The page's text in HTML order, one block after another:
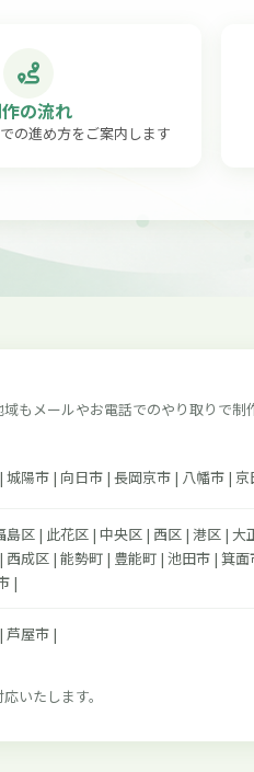
の流れ
の進め方をご案内します
域もメールやお電話でのやり取りで制
城陽市 | 向日市 | 長岡京市 | 八幡市 |
区 | 此花区 | 中央区 | 西区 | 港区 |
西成区 | 能勢町 | 豊能町 | 池田市 | 箕
|
芦屋市 |
いたします。